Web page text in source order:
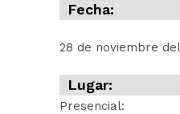
Fecha:
28 de noviembre
Lugar:
Presencial: